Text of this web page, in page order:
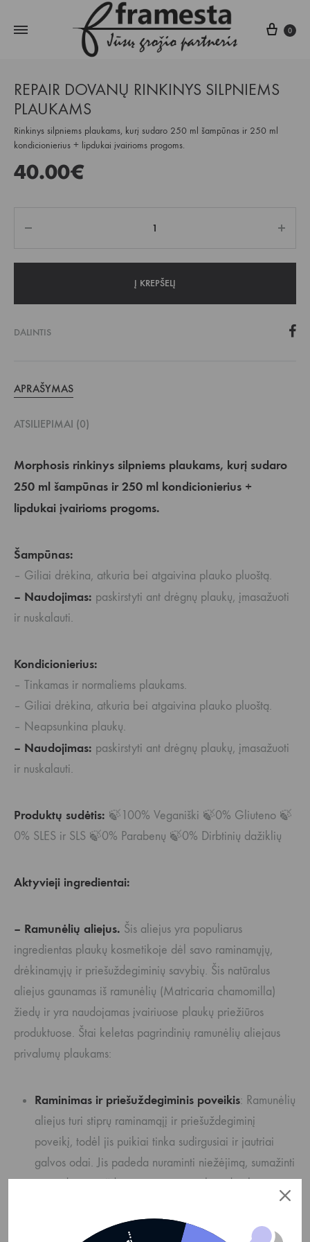
0
REPAIR DOVANŲ RINKINYS SILPNIEMS
PLAUKAMS
Rinkinys silpniems plaukams, kurį sudaro 250 ml šampūnas ir 250 ml
kondicionierius + lipdukai įvairioms progoms.
40.00€
Į KREPŠELĮ
DALINTIS
APRAŠYMAS
ATSILIEPIMAI (0)
Morphosis rinkinys silpniems plaukams, kurį sudaro
250 ml šampūnas ir 250 ml kondicionierius +
lipdukai įvairioms progoms.
Šampūnas:
– Giliai drėkina, atkuria bei atgaivina plauko pluoštą.
– Naudojimas: paskirstyti ant drėgnų plaukų, įmasažuoti
ir nuskalauti.
Kondicionierius:
– Tinkamas ir normaliems plaukams.
– Giliai drėkina, atkuria bei atgaivina plauko pluoštą.
– Neapsunkina plaukų.
– Naudojimas: paskirstyti ant drėgnų plaukų, įmasažuoti
ir nuskalauti.
Produktų sudėtis: 🍃100% Veganiški 🍃0% Gliuteno 🍃
0% SLES ir SLS 🍃0% Parabenų 🍃0% Dirbtinių dažiklių
Aktyvieji ingredientai:
– Ramunėlių aliejus. Šis aliejus yra populiarus
ingredientas plaukų kosmetikoje dėl savo raminamųjų,
drėkinamųjų ir priešuždegiminių savybių. Šis natūralus
aliejus gaunamas iš ramunėlių (Matricaria chamomilla)
žiedų ir yra naudojamas įvairiuose plaukų priežiūros
produktuose. Štai keletas pagrindinių ramunėlių aliejaus
privalumų plaukams:
Raminimas ir priešuždegiminis poveikis: Ramunėlių
aliejus turi stiprų raminamąjį ir priešuždegiminį
poveikį, todėl jis puikiai tinka sudirgusiai ir jautriai
galvos odai. Jis padeda nuraminti niežėjimą, sumažinti
paraudimą ir uždegimą, taip pat gali padėti kovoti su
: Ramunėlių aliejus padeda išlaikyti